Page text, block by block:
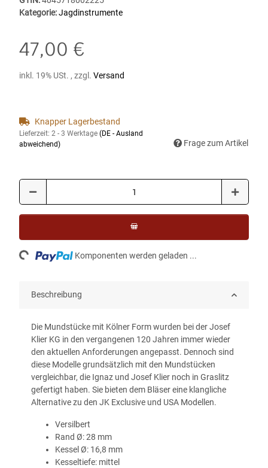
Kategorie:Jagdinstrumente
47,00 €
inkl. 19% USt. , zzgl. Versand
Knapper Lagerbestand
Lieferzeit: 2 - 3 Werktage (DE - Ausland
abweichend)
Frage zum Artikel
Komponenten werden geladen ...
Beschreibung
Die Mundstücke mit Kölner Form wurden bei der Josef
Klier KG in den vergangenen 120 Jahren immer wieder
den aktuellen Anforderungen angepasst. Dennoch sind
diese Modelle grundsätzlich mit den Mundstücken
vergleichbar, die Ignaz und Josef Klier noch in Graslitz
gefertigt haben. Sie bieten dem Bläser eine klangliche
Alternative zu den JK Exclusive und USA Modellen.
Versilbert
Rand Ø: 28 mm
Kessel Ø: 16,8 mm
Kesseltiefe: mittel